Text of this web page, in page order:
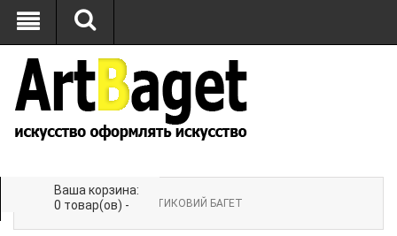
Ваша корзина:
0 товар(ов) -
Главная»БАГЕТ» ПЛАСТИКОВИЙ БАГЕТ